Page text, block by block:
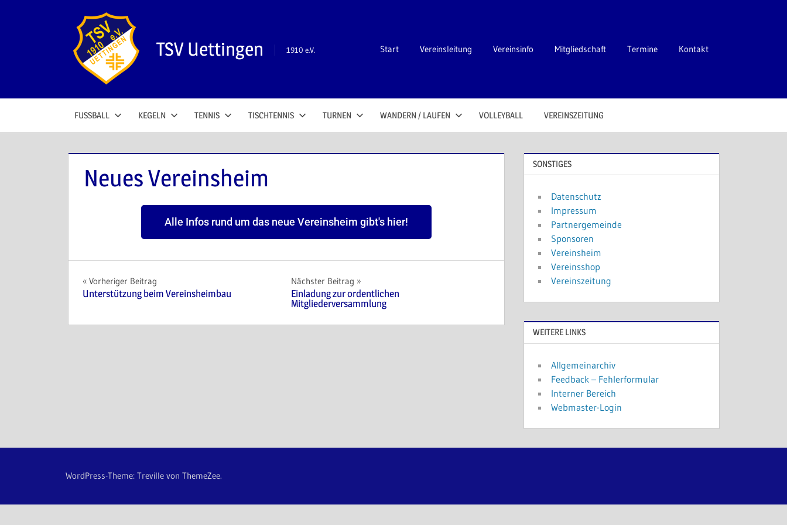
TSV Uettingen 1910 e.V. Start Vereinsleitung Vereinsinfo Mitgliedschaft Termine Kontakt
FUSSBALL KEGELN TENNIS TISCHTENNIS TURNEN WANDERN / LAUFEN VOLLEYBALL VEREINSZEITUNG
Neues Vereinsheim
Alle Infos rund um das neue Vereinsheim gibt's hier!
Vorheriger Beitrag
Unterstützung beim Vereinsheimbau
Nächster Beitrag
Einladung zur ordentlichen
Mitgliederversammlung
SONSTIGES
Datenschutz
Impressum
Partnergemeinde
Sponsoren
Vereinsheim
Vereinsshop
Vereinszeitung
WEITERE LINKS
Allgemeinarchiv
Feedback – Fehlerformular
Interner Bereich
Webmaster-Login
WordPress-Theme: Treville von ThemeZee.